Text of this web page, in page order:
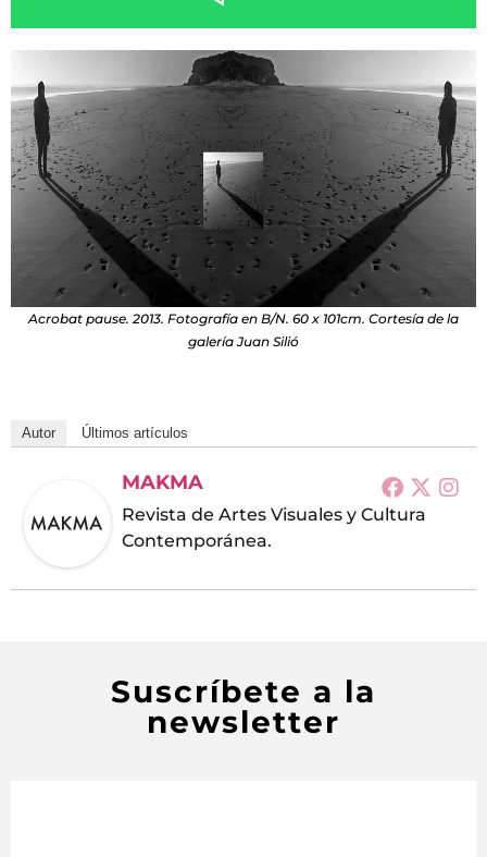
Acrobat pause. 2013. Fotografía en B/N. 60 x 101cm. Cortesía de la
galería Juan Silió
Autor Últimos artículos
MAKMA
Revista de Artes Visuales y Cultura
Contemporánea.
Suscríbete a la
newsletter